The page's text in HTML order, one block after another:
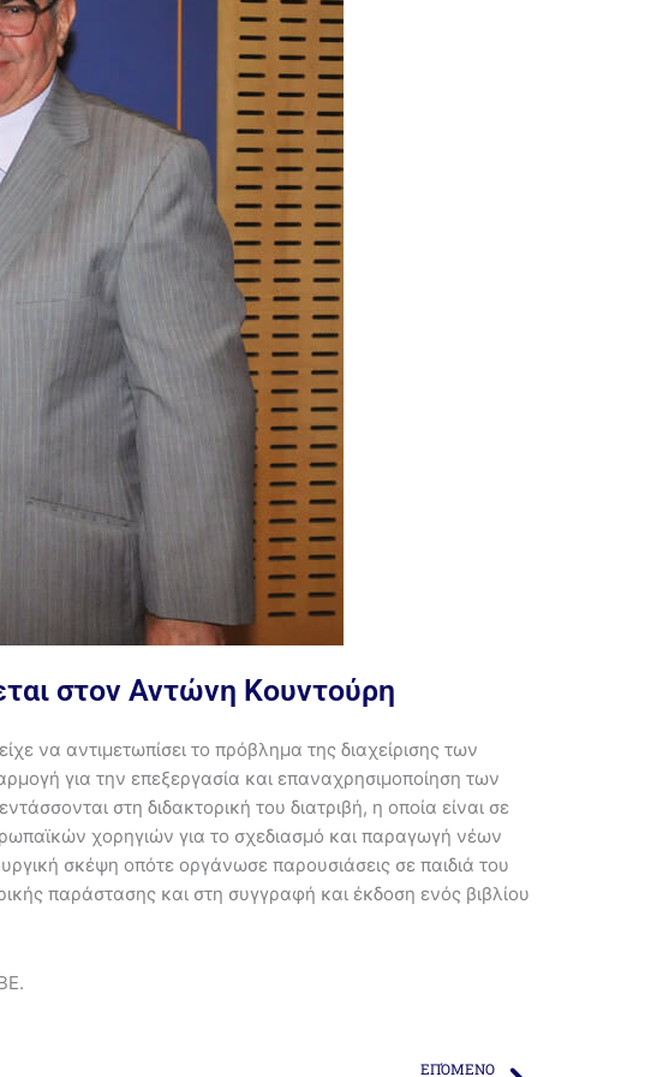
στον Αντώνη Κουντούρη
να αντιμετωπίσει το πρόβλημα της διαχείρισης των
για την επεξεργασία και επαναχρησιμοποίηση των
στη διδακτορική του διατριβή, η οποία είναι σε
χορηγιών για το σχεδιασμό και παραγωγή νέων
σκέψη οπότε οργάνωσε παρουσιάσεις σε παιδιά του
παράστασης και στη συγγραφή και έκδοση ενός βιβλίου
ΕΠΌΜΕΝΟNext